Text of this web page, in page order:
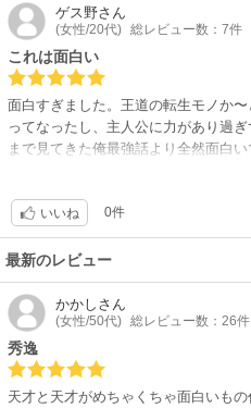
いろんな伏線だったり偶然だと考え
話的に面白いですが、こういう系統
感じるかもしれません。自分なりに
います。
ゲス野さん
(女性/20代) 総レビュー数：7件
これは面白い
面白すぎました。王道の転生モノか
ってなったし、主人公に力があり過
まで見てきた俺最強話より全然面白
り。お色気もあり。それぞれの思想
ーンなどでめちゃくちゃ好きになりま
現在5巻まで一気に読みましたが、続
がれています。
実力派とはこの方たちを言うんでし
いいね 0件
最新のレビュー
かかし さん
(女性/50代) 総レビュー数：26件
秀逸
天才と天才がめちゃくちゃ面白いもの